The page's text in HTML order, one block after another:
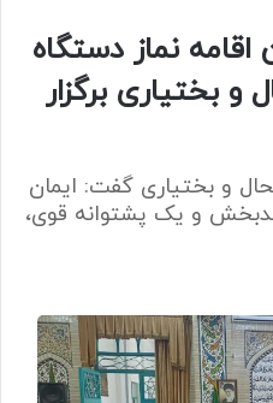
نماز دستگاه
و بختیاری برگزار
و بختیاری گفت: ایمان
و یک پشتوانه قوی،